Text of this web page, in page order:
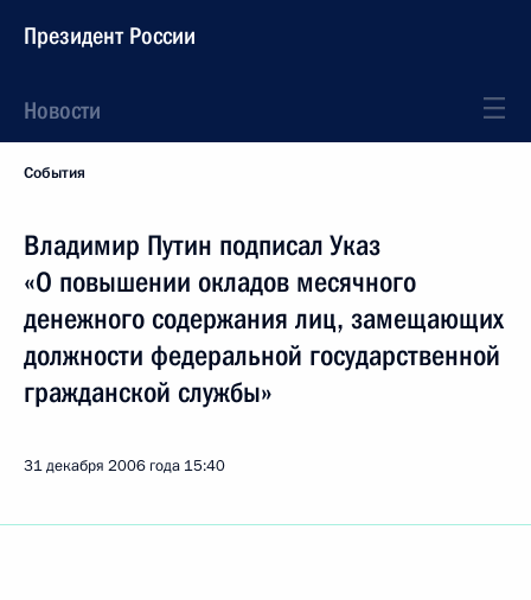
Президент России
Новости
События
Владимир Путин подписал Указ
«О повышении окладов месячного
денежного содержания лиц, замещающих
должности федеральной государственной
гражданской службы»
31 декабря 2006 года 15:40